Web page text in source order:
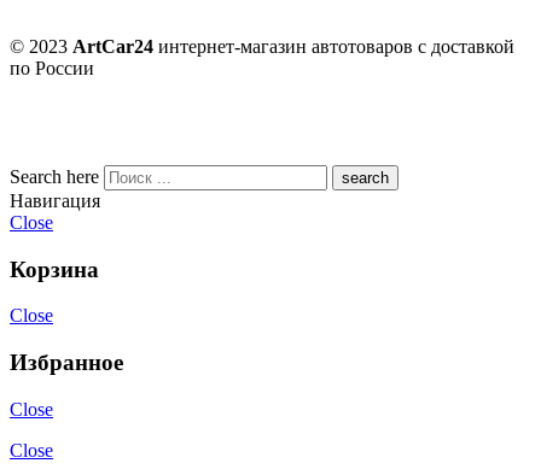
© 2023 ArtCar24 интернет-магазин автотоваров с доставкой
по России
Search here
Навигация
Close
Корзина
Close
Избранное
Close
Close